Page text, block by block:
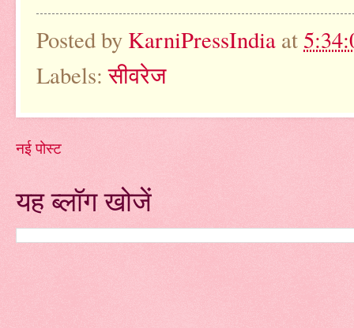
Posted by KarniPressIndia at
Labels:सीवरेज
नई पोस्ट
यह ब्लॉग खोजें